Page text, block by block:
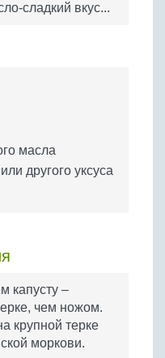
сладкий вкус...
масла
другого уксуса
капусту –
чем ножом.
крупной терке
моркови.